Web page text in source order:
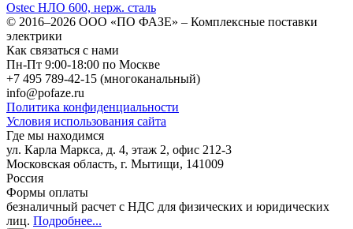
Ostec НЛО 600, нерж. сталь
© 2016–2026 ООО «ПО ФАЗЕ» – Комплексные поставки
электрики
Как связаться с нами
Пн-Пт 9:00-18:00 по Москве
+7 495 789-42-15 (многоканальный)
info@pofaze.ru
Политика конфиденциальности
Условия использования сайта
Где мы находимся
ул. Карла Маркса, д. 4, этаж 2, офис 212-3
Московская область, г. Мытищи, 141009
Россия
Формы оплаты
безналичный расчет с НДС для физических и юридических
лиц. Подробнее...